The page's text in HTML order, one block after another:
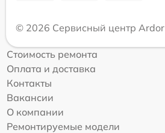
© 2026 Сервисный центр Ardor
Стоимость ремонта
Оплата и доставка
Контакты
Вакансии
О компании
Ремонтируемые модели